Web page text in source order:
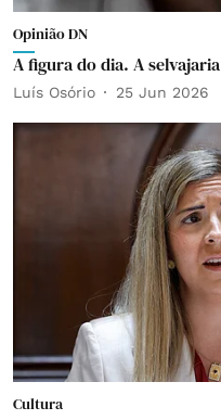
Opinião DN
A figura do dia. A selvajaria
Luís Osório 25 Jun 2026
Cultura